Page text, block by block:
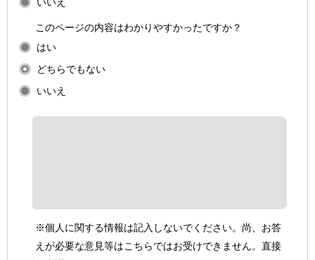
いいえ
このページの内容はわかりやすかったですか？
はい
どちらでもない
いいえ
※個人に関する情報は記入しないでください。尚、お答
えが必要な意見等はこちらではお受けできません。直接